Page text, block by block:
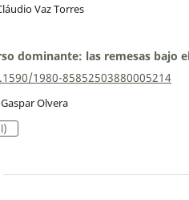
Vaz Torres
dominante: las remesas bajo
1980-85852503880005214
Olvera